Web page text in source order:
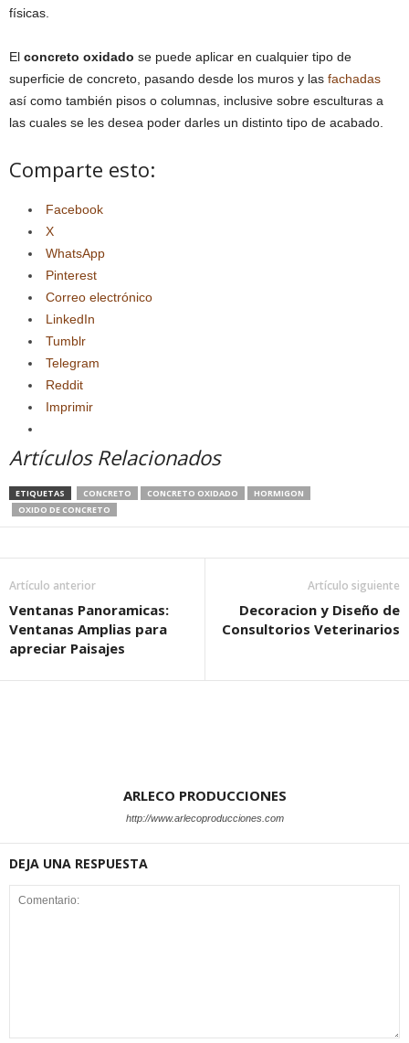
físicas.
El concreto oxidado se puede aplicar en cualquier tipo de
superficie de concreto, pasando desde los muros y las fachadas
así como también pisos o columnas, inclusive sobre esculturas a
las cuales se les desea poder darles un distinto tipo de acabado.
Comparte esto:
Facebook
X
WhatsApp
Pinterest
Correo electrónico
LinkedIn
Tumblr
Telegram
Reddit
Imprimir
Artículos Relacionados
ETIQUETAS CONCRETO CONCRETO OXIDADO
HORMIGON
OXIDO DE CONCRETO
Artículo anterior
Ventanas Panoramicas:
Ventanas Amplias para
apreciar Paisajes
Artículo siguiente
Decoracion y Diseño de
Consultorios Veterinarios
ARLECO PRODUCCIONES
http://www.arlecoproducciones.com
DEJA UNA RESPUESTA